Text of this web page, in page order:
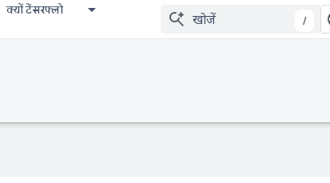
क्यों टेंसरफ्लो
/